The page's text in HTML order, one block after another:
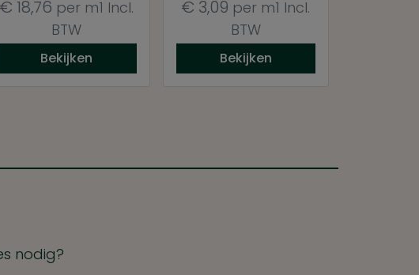
€ 18,76 per m1 Incl.
BTW
Bekijken
€ 3,09 per m1 Incl.
BTW
Bekijken